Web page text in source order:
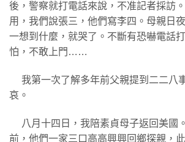
後，警察就打電話來說，不准記者採訪
用，我們說張三，他們寫李四。母親日
一想到什麼，就哭了。不斷有恐嚇電話
怕，不敢上門……
我第一次了解多年前父親提到二二八
哀。
八月十四日，我陪素貞母子返回美國
前，他們一家三口高高興興回鄉探親，